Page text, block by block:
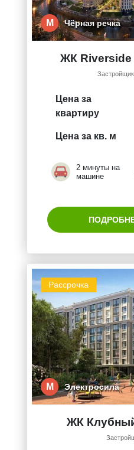
М Чёрная речка
ЖК Riverside
Цена за
квартиру
Цена за кв. м
2 минуты на
машине
Рассрочка
М Электросила
ЖК